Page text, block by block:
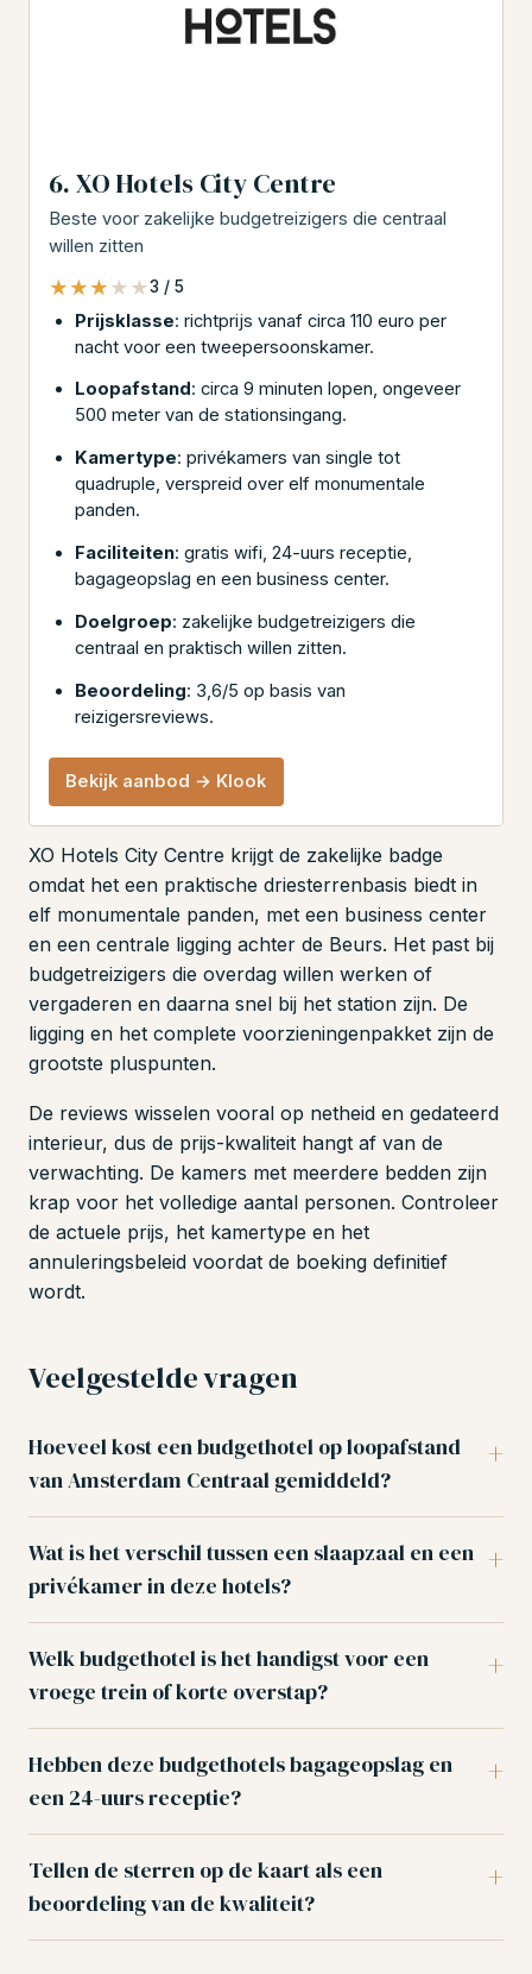
6. XO Hotels City Centre
Beste voor zakelijke budgetreizigers die centraal
willen zitten
★★★★★
★★★★★3 / 5
Prijsklasse: richtprijs vanaf circa 110 euro per
nacht voor een tweepersoonskamer.
Loopafstand : circa 9 minuten lopen, ongeveer
500 meter van de stationsingang.
Kamertype: privékamers van single tot
quadruple, verspreid over elf monumentale
panden.
Faciliteiten: gratis wifi, 24-uurs receptie,
bagageopslag en een business center.
Doelgroep: zakelijke budgetreizigers die
centraal en praktisch willen zitten.
Beoordeling: 3,6/5 op basis van
reizigersreviews.
Bekijk aanbod → Klook
XO Hotels City Centre krijgt de zakelijke badge
omdat het een praktische driesterrenbasis biedt in
elf monumentale panden, met een business center
en een centrale ligging achter de Beurs. Het past bij
budgetreizigers die overdag willen werken of
vergaderen en daarna snel bij het station zijn. De
ligging en het complete voorzieningenpakket zijn de
grootste pluspunten.
De reviews wisselen vooral op netheid en gedateerd
interieur, dus de prijs-kwaliteit hangt af van de
verwachting. De kamers met meerdere bedden zijn
krap voor het volledige aantal personen. Controleer
de actuele prijs, het kamertype en het
annuleringsbeleid voordat de boeking definitief
wordt.
Veelgestelde vragen
Hoeveel kost een budgethotel op loopafstand
van Amsterdam Centraal gemiddeld?
Wat is het verschil tussen een slaapzaal en een
privékamer in deze hotels?
Welk budgethotel is het handigst voor een
vroege trein of korte overstap?
Hebben deze budgethotels bagageopslag en
een 24-uurs receptie?
Tellen de sterren op de kaart als een
beoordeling van de kwaliteit?